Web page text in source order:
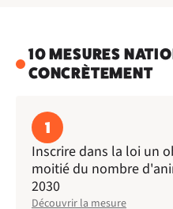
10 MESURES
CONCRÈTEMENT
1
Inscrire dans la loi un
moitié du nombre
2030
Découvrir la mesure